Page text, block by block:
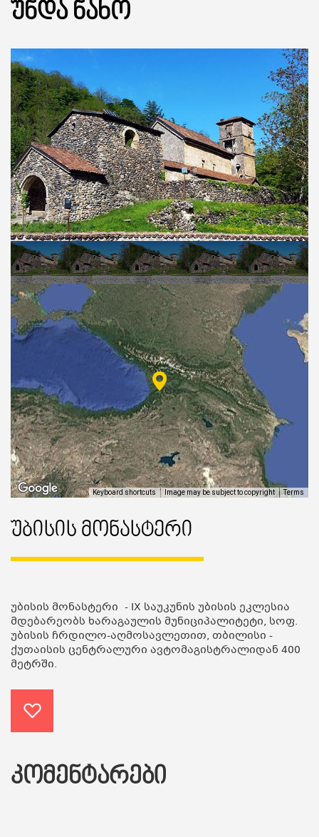
ᲗᲐᲕᲒᲐᲓᲐᲡᲐᲕᲚᲔᲑᲘ
ᲠᲝᲒᲝᲠ ᲛᲝᲕᲮᲕᲓᲔᲗ ᲐᲥ
ᲑᲣᲜᲔᲑᲐ ᲓᲐ ᲙᲣᲚᲢᲣᲠᲐ
ᲛᲝᲒᲝᲜᲔᲑᲔᲑᲘ
ᲘᲕᲔᲜᲗᲔᲑᲘ
ᲒᲐᲜᲗᲐᲕᲡᲔᲑᲐ ᲓᲐ ᲙᲕᲔᲑᲐ
ᲡᲐᲧᲘᲓᲔᲚᲘ ᲜᲘᲕᲗᲔᲑᲘ
ᲒᲖᲐᲛᲙᲕᲚᲔᲕᲘ
ᲣᲜᲓᲐ ᲜᲐᲮᲝ
Keyboard shortcuts Image may be subject to copyright Terms
Უბისის Მონასტერი
უბისის მონასტერი - IX საუკუნის უბისის ეკლესია
მდებარეობს ხარაგაულის მუნიციპალიტეტი, სოფ.
უბისის ჩრდილო-აღმოსავლეთით, თბილისი -
ქუთაისის ცენტრალური ავტომაგისტრალიდან 400
მეტრში.
ᲙᲝᲛᲔᲜᲢᲐᲠᲔᲑᲘ